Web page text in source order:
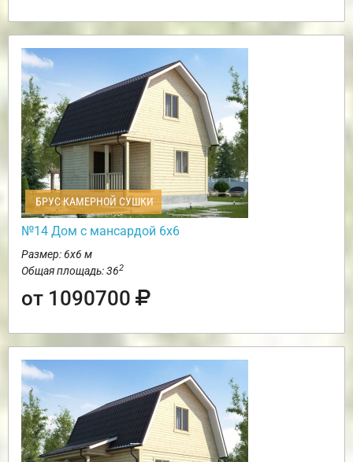
БРУС КАМЕРНОЙ СУШКИ
№14 Дом с мансардой 6х6
Размер: 6х6 м
Общая площадь: 362
от 1090700